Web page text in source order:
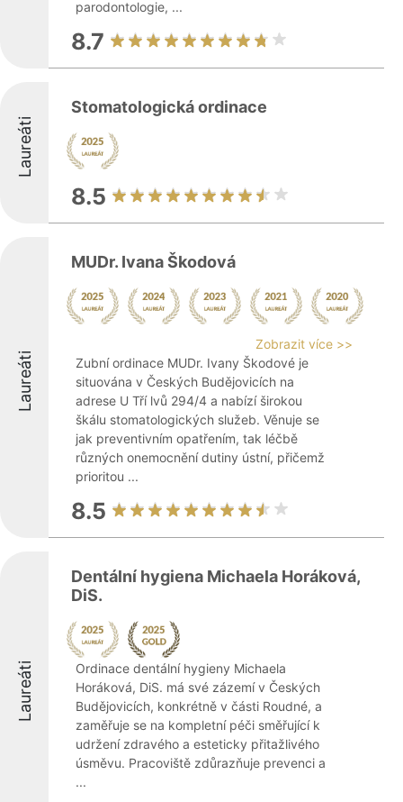
parodontologie, ...
8.7
Laureáti
Stomatologická ordinace
8.5
Laureáti
MUDr. Ivana Škodová
Zobrazit více >>
Zubní ordinace MUDr. Ivany Škodové je
situována v Českých Budějovicích na
adrese U Tří lvů 294/4 a nabízí širokou
škálu stomatologických služeb. Věnuje se
jak preventivním opatřením, tak léčbě
různých onemocnění dutiny ústní, přičemž
prioritou ...
8.5
Laureáti
Dentální hygiena Michaela Horáková,
DiS.
Ordinace dentální hygieny Michaela
Horáková, DiS. má své zázemí v Českých
Budějovicích, konkrétně v části Roudné, a
zaměřuje se na kompletní péči směřující k
udržení zdravého a esteticky přitažlivého
úsměvu. Pracoviště zdůrazňuje prevenci a
...